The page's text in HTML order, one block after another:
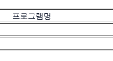
프로그램명